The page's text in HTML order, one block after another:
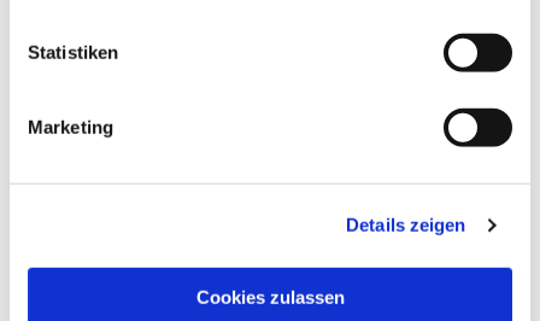
Statistiken
Marketing
Details zeigen
Cookies zulassen